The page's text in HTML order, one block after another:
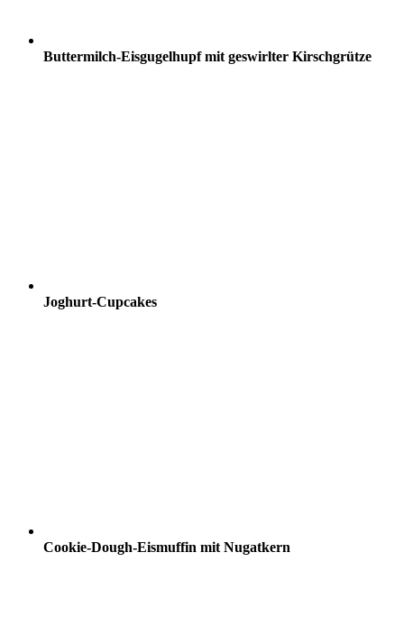
Buttermilch-Eisgugelhupf mit geswirlter Kirschgrütze
Joghurt-Cupcakes
Cookie-Dough-Eismuffin mit Nugatkern